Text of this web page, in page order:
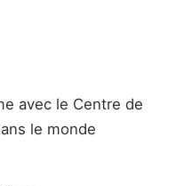
avec le Centre de
le monde